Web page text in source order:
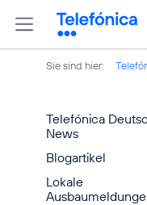
Sie sind hier:
Telefónica
News
Blogartikel
Lokale